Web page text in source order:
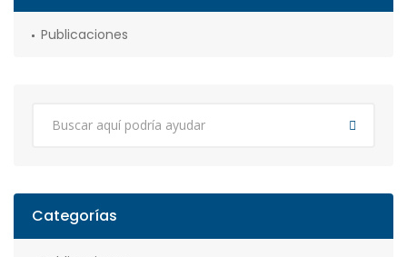
Publicaciones
Categorías